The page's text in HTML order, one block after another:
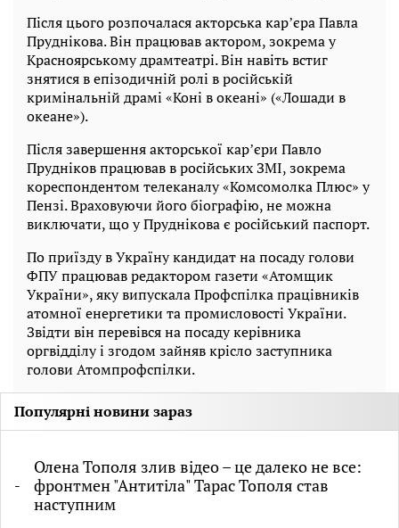
Після цього розпочалася акторська карʼєра Павла
Пруднікова. Він працював актором, зокрема у
Красноярському драмтеатрі. Він навіть встиг
знятися в епізодичній ролі в російській
кримінальній драмі «Коні в океані» («Лошади в
океане»).
Після завершення акторської карʼєри Павло
Прудніков працював в російських ЗМІ, зокрема
кореспондентом телеканалу «Комсомолка Плюс» у
Пензі. Враховуючи його біографію, не можна
виключати, що у Пруднікова є російський паспорт.
По приїзду в Україну кандидат на посаду голови
ФПУ працював редактором газети «Атомщик
України», яку випускала Профспілка працівників
атомної енергетики та промисловості України.
Звідти він перевівся на посаду керівника
оргвідділу і згодом зайняв крісло заступника
голови Атомпрофспілки.
Популярні новини зараз
Олена Тополя злив відео – це далеко не все:
фронтмен "Антитіла" Тарас Тополя став
наступним